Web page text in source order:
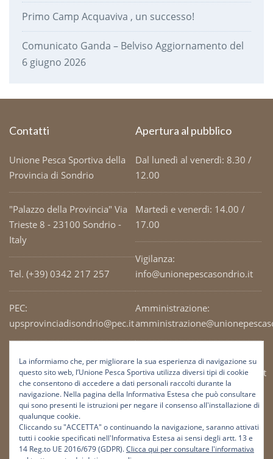
Primo Camp Acquaviva , un successo!
Comunicato Ganda – Belviso Aggiornamento del
6 giugno 2026
Contatti
Unione Pesca Sportiva della
Provincia di Sondrio
"Palazzo della Provincia" Via
Trieste 8 - 23100 Sondrio -
Italy
Tel. (+39) 0342 217 257
PEC:
upsprovinciadisondrio@pec.it
Codice Fiscale: 93003690141
Apertura al pubblico
Dal lunedì al venerdì: 8.30 /
12.00
Martedì e venerdì: 14.00 /
17.00
Vigilanza:
info@unionepescasondrio.it
Amministrazione:
Ufficio tecnico:
tecnico@unionepescasondrio.it
Informazioni:
info@unionepescasondrio.it
La informiamo che, per migliorare la sua esperienza di navigazione su
questo sito web, l’Unione Pesca Sportiva utilizza diversi tipi di cookie
che consentono di accedere a dati personali raccolti durante la
navigazione. Nella pagina della Informativa Estesa che può consultare
qui sono presenti le istruzioni per negare il consenso all'installazione di
qualunque cookie.
Cliccando su "ACCETTA" o continuando la navigazione, saranno attivati
tutti i cookie specificati nell'Informativa Estesa ai sensi degli artt. 13 e
14 Reg.to UE 2016/679 (GDPR).Clicca qui per consultare l'informativa